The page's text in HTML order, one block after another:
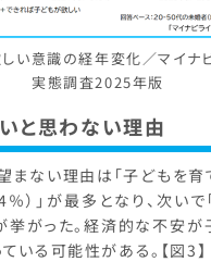
しい意識の経年変化／マイナ
実態調査2025年版
と思わない理由
まない理由は「子どもを育
）」が最多となり、次い
挙がった。経済的な不安
いる可能性がある。【図3】